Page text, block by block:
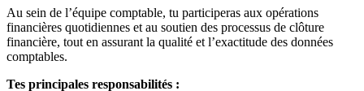
Au sein de l’équipe comptable, tu participeras aux opérations
financières quotidiennes et au soutien des processus de clôture
financière, tout en assurant la qualité et l’exactitude des données
comptables.
Tes principales responsabilités :